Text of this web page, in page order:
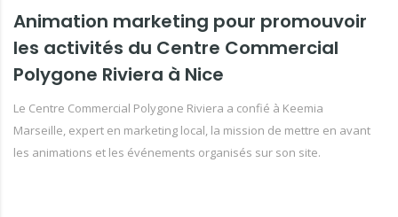
Animation marketing pour promouvoir
les activités du Centre Commercial
Polygone Riviera à Nice
Le Centre Commercial Polygone Riviera a confié à Keemia
Marseille, expert en marketing local, la mission de mettre en avant
les animations et les événements organisés sur son site.